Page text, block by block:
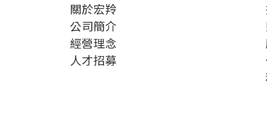
關於宏羚
公司簡介
經營理念
人才招募